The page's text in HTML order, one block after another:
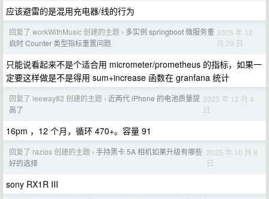
应该避雷的是混用充电器/线的行为
回复了 workWithMusic 创建的主题 › 多实例 springboot 微服务重
启时 Counter 类型指标重置问题
2025 年 12
月 29 日
只能说看起来不是个适合用 micrometer/prometheus 的指标，如果一
定要这样做是不是得用 sum+increase 函数在 granfana 统计
回复了 leeway82 创建的主题 › 近两代 iPhone 的电池质量提
高了
2025 年 12 月 4
日
16pm ，12 个月，循环 470+。容量 91
回复了 razios 创建的主题 › 手持黑卡 5A 相机如果升级有哪些
好的选择
2025 年 10 月 8
日
sony RX1R III